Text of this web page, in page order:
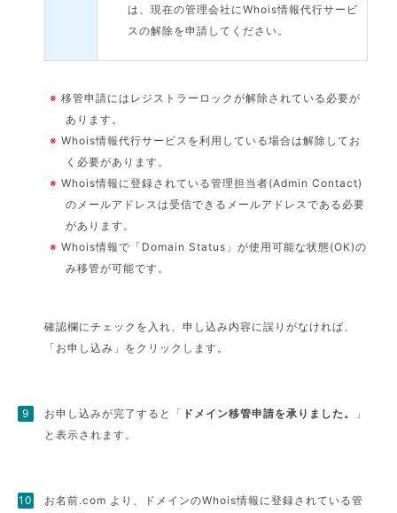
は、現在の管理会社にWhois情報代行サービ
スの解除を申請してください。
※移管申請にはレジストラーロックが解除されている必要が
あります。
※Whois情報代行サービスを利用している場合は解除してお
く必要があります。
※Whois情報に登録されている管理担当者(Admin Contact)
のメールアドレスは受信できるメールアドレスである必要
があります。
※Whois情報で「Domain Status」が使用可能な状態(OK)の
み移管が可能です。
確認欄にチェックを入れ、申し込み内容に誤りがなければ、
「お申し込み」をクリックします。
お申し込みが完了すると「 ドメイン移管申請を承りました。
」
と表示されます。
お名前.com より、ドメインのWhois情報に登録されている管